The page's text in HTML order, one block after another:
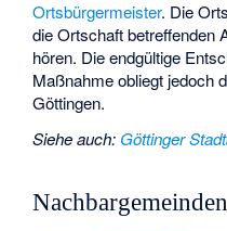
Ortsbürgermeister. Die
die Ortschaft betreffenden
hören. Die endgültige
Maßnahme obliegt jedoch
Göttingen.
Siehe auch: Göttinger
Nachbargemeinden